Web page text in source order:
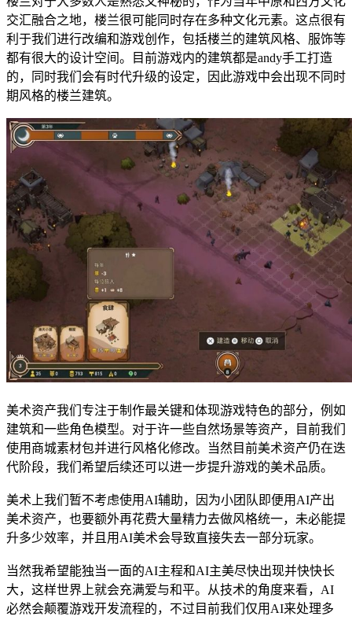
交汇融合之地，楼兰很可能同时存在多种文化元素。这点很有
利于我们进行改编和游戏创作，包括楼兰的建筑风格、服饰等
都有很大的设计空间。目前游戏内的建筑都是andy手工打造
的，同时我们会有时代升级的设定，因此游戏中会出现不同时
期风格的楼兰建筑。
美术资产我们专注于制作最关键和体现游戏特色的部分，例如
建筑和一些角色模型。对于许一些自然场景等资产，目前我们
使用商城素材包并进行风格化修改。当然目前美术资产仍在迭
代阶段，我们希望后续还可以进一步提升游戏的美术品质。
美术上我们暂不考虑使用AI辅助，因为小团队即便用AI产出
美术资产，也要额外再花费大量精力去做风格统一，未必能提
升多少效率，并且用AI美术会导致直接失去一部分玩家。
当然我希望能独当一面的AI主程和AI主美尽快出现并快快长
大，这样世界上就会充满爱与和平。从技术的角度来看，AI
必然会颠覆游戏开发流程的，不过目前我们仅用AI来处理多